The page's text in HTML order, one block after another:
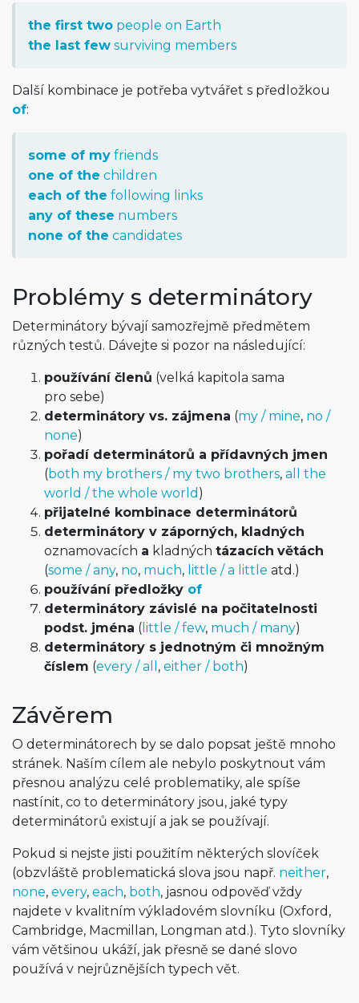
the first two people on Earth
the last few surviving members
Další kombinace je potřeba vytvářet s předložkou
of:
some of my friends
one of the children
each of the following links
any of these numbers
none of the candidates
Problémy s determinátory
Determinátory bývají samozřejmě předmětem
různých testů. Dávejte si pozor na následující:
používání členů (velká kapitola sama
pro sebe)
determinátory vs. zájmena (my / mine, no /
none)
pořadí determinátorů a přídavných jmen
(both my brothers / my two brothers, all the
world / the whole world )
přijatelné kombinace determinátorů
determinátory v záporných, kladných
oznamovacích a kladných tázacích větách
(some / any, no, much, little / a little atd.)
používání předložky of
determinátory závislé na počitatelnosti
podst. jména ( little / few, much / many)
determinátory s jednotným či množným
číslem (every / all , either / both)
Závěrem
O determinátorech by se dalo popsat ještě mnoho
stránek. Naším cílem ale nebylo poskytnout vám
přesnou analýzu celé problematiky, ale spíše
nastínit, co to determinátory jsou, jaké typy
determinátorů existují a jak se používají.
Pokud si nejste jisti použitím některých slovíček
(obzvláště problematická slova jsou např. neither,
none, every, each, both, jasnou odpověď vždy
najdete v kvalitním výkladovém slovníku (Oxford,
Cambridge, Macmillan, Longman atd.). Tyto slovníky
vám většinou ukáží, jak přesně se dané slovo
používá v nejrůznějších typech vět.